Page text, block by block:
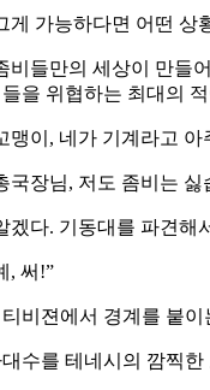
게 가능하다면 어떤 상
비들만의 세상이 만들
을 위협하는 최대의
맹이, 네가 기계라고
국장님, 저도 좀비는 싫
겠다. 기동대를 파견해
, 써!”
비젼에서 경계를 붙
수를 테네시의 깜찍